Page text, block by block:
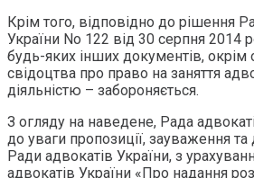
Крім того, відповідно до рішення
України No 122 від 30 серпня 2014
будь-яких інших документів, окрім
свідоцтва про право на заняття
діяльністю – забороняється.
З огляду на наведене, Рада
до уваги пропозиції, зауваження
Ради адвокатів України, з
адвокатів України «Про надання